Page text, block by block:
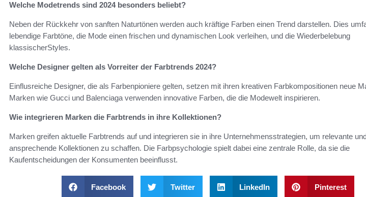
Welche Modetrends sind 2024 besonders beliebt?
Neben der Rückkehr von sanften Naturtönen werden auch kräftige Farben einen Trend darstellen. Dies
lebendige Farbtöne, die Mode einen frischen und dynamischen Look verleihen, und die Wiederbelebung
klassischerStyles.
Welche Designer gelten als Vorreiter der Farbtrends 2024?
Einflusreiche Designer, die als Farbenpioniere gelten, setzen mit ihren kreativen Farbkompositionen neue
Marken wie Gucci und Balenciaga verwenden innovative Farben, die die Modewelt inspirieren.
Wie integrieren Marken die Farbtrends in ihre Kollektionen?
Marken greifen aktuelle Farbtrends auf und integrieren sie in ihre Unternehmensstrategien, um relevante
ansprechende Kollektionen zu schaffen. Die Farbpsychologie spielt dabei eine zentrale Rolle, da sie die
Kaufentscheidungen der Konsumenten beeinflusst.
Facebook Twitter LinkedIn Pinterest